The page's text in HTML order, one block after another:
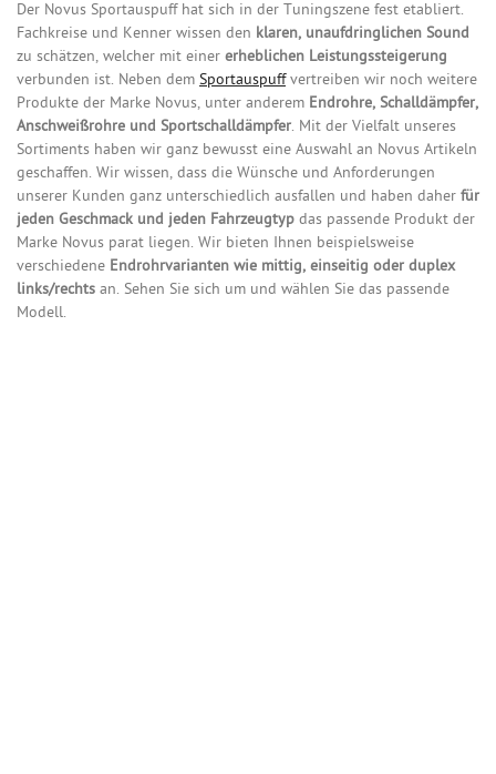
Der Novus Sportauspuff hat sich in der Tuningszene fest etabliert.
Fachkreise und Kenner wissen den klaren, unaufdringlichen Sound
zu schätzen, welcher mit einer erheblichen Leistungssteigerung
verbunden ist. Neben dem Sportauspuffvertreiben wir noch weitere
Produkte der Marke Novus, unter anderem Endrohre, Schalldämpfer,
Anschweißrohre und Sportschalldämpfer. Mit der Vielfalt unseres
Sortiments haben wir ganz bewusst eine Auswahl an Novus Artikeln
geschaffen. Wir wissen, dass die Wünsche und Anforderungen
unserer Kunden ganz unterschiedlich ausfallen und haben daher für
jeden Geschmack und jeden Fahrzeugtyp das passende Produkt der
Marke Novus parat liegen. Wir bieten Ihnen beispielsweise
verschiedene Endrohrvarianten wie mittig, einseitig oder duplex
links/rechts an. Sehen Sie sich um und wählen Sie das passende
Modell.